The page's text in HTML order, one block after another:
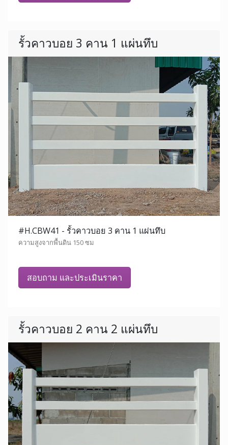
รั้วคาวบอย 3 คาน 1 แผ่นทึบ
#H.CBW41 - รั้วคาวบอย 3 คาน 1 แผ่นทึบ
ความสูงจากพื้นดิน 150 ซม
สอบถาม และประเมินราคา
รั้วคาวบอย 2 คาน 2 แผ่นทึบ